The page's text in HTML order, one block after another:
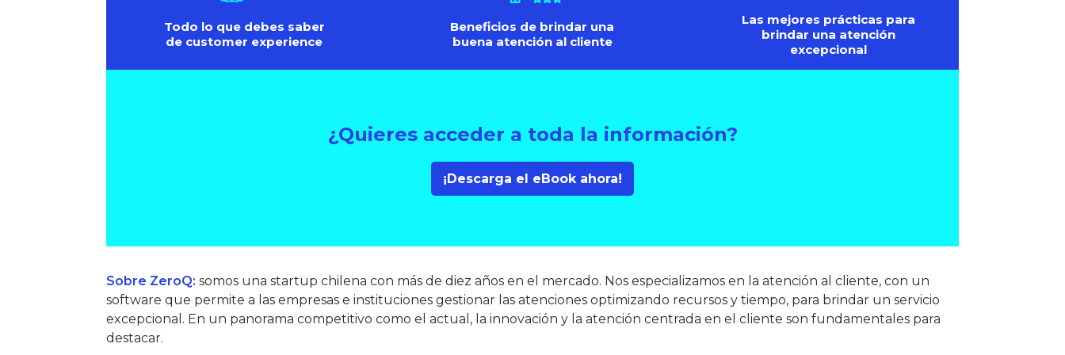
Todo lo que debes saber
de customer experience
Beneficios de brindar una
buena atención al cliente
Las mejores prácticas para
brindar una atención
excepcional
¿Quieres acceder a toda la información?
¡Descarga el eBook ahora!
Sobre ZeroQ: somos una startup chilena con más de diez años en el mercado. Nos especializamos en la atención al cliente, con un
software que permite a las empresas e instituciones gestionar las atenciones optimizando recursos y tiempo, para brindar un servicio
excepcional. En un panorama competitivo como el actual, la innovación y la atención centrada en el cliente son fundamentales para
destacar.